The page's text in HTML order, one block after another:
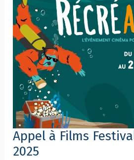
Appel à Films
2025
Récréaction
2025